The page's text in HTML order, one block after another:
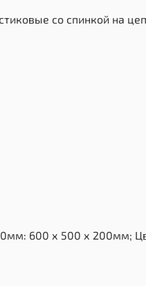
со спинкой на
600 х 500 х 200мм;